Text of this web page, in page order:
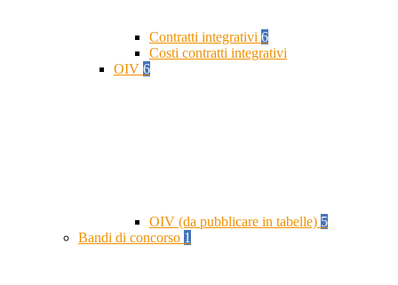
Contratti integrativi 6
Costi contratti integrativi
OIV 6
OIV (da pubblicare in tabelle) 5
Bandi di concorso 1